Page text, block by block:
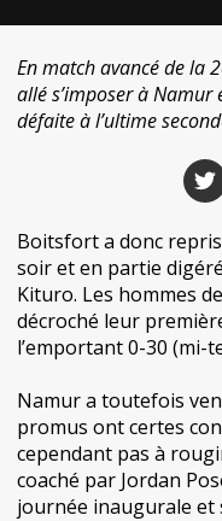
En match avancé de la
allé s’imposer à Namur
défaite à l’ultime
Boitsfort a donc
soir et en partie
Kituro. Les hommes
décroché leur
l’emportant 0-30 (mi-
Namur a toutefois
promus ont certes
cependant pas à
coaché par Jordan
journée inaugurale et